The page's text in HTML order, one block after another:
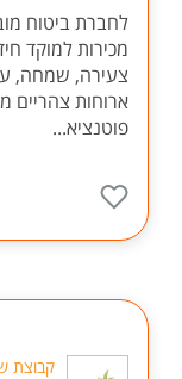
לחברת ביטוח
מכירות למוקד
צעירה, שמחה,
ארוחות צהריים
פוטנציא...
קבוצת